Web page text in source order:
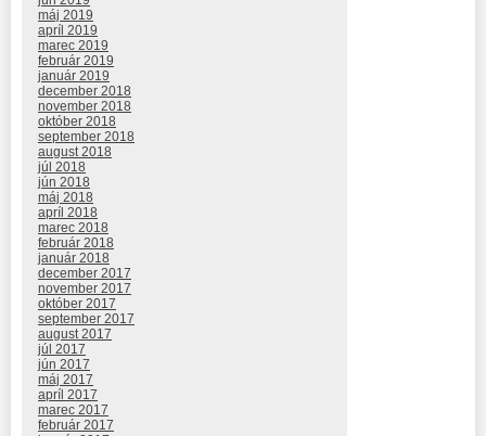
máj 2019
apríl 2019
marec 2019
február 2019
január 2019
december 2018
november 2018
október 2018
september 2018
august 2018
júl 2018
jún 2018
máj 2018
apríl 2018
marec 2018
február 2018
január 2018
december 2017
november 2017
október 2017
september 2017
august 2017
júl 2017
jún 2017
máj 2017
apríl 2017
marec 2017
február 2017